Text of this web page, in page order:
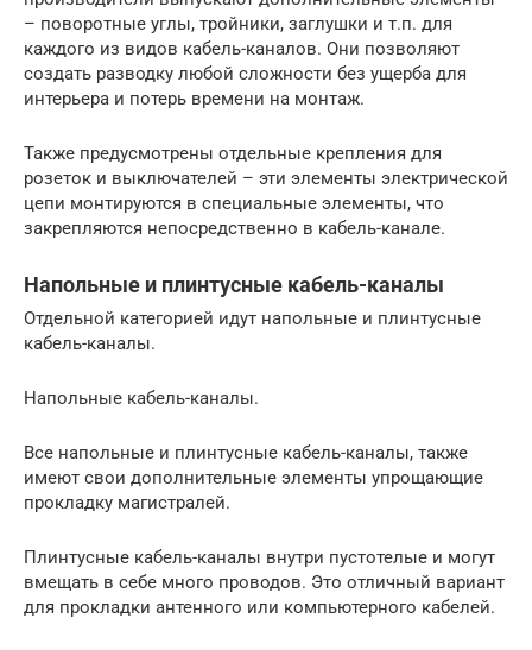
– поворотные углы, тройники, заглушки и т.п. для
каждого из видов кабель-каналов. Они позволяют
создать разводку любой сложности без ущерба для
интерьера и потерь времени на монтаж.
Также предусмотрены отдельные крепления для
розеток и выключателей – эти элементы электрической
цепи монтируются в специальные элементы, что
закрепляются непосредственно в кабель-канале.
Напольные и плинтусные кабель-каналы
Отдельной категорией идут напольные и плинтусные
кабель-каналы.
Напольные кабель-каналы.
Все напольные и плинтусные кабель-каналы, также
имеют свои дополнительные элементы упрощающие
прокладку магистралей.
Плинтусные кабель-каналы внутри пустотелые и могут
вмещать в себе много проводов. Это отличный вариант
для прокладки антенного или компьютерного кабелей.